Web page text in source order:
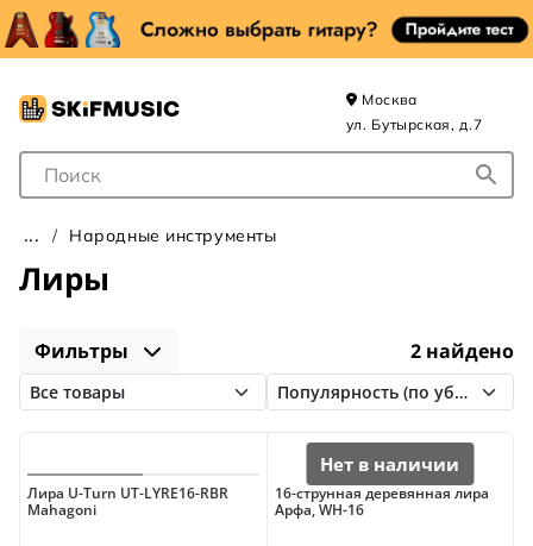
Поле для Поиска
Москва
ул. Бутырская, д.7
Народные инструменты
Лиры
Фильтры 2 найдено
Лира U-Turn UT-LYRE16-RBR
Mahagoni
16-струнная деревянная лира
Арфа, WH-16